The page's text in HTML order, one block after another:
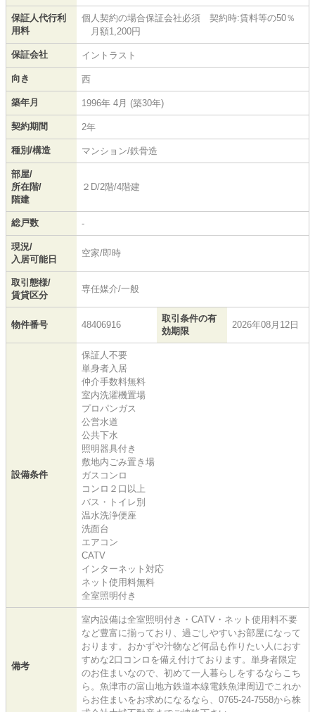
保証人代行利
用料
個人契約の場合保証会社必須 契約時:賃料等の50％
月額1,200円
保証会社 イントラスト
向き 西
築年月 1996年 4月 (築30年)
契約期間 2年
種別/構造 マンション/鉄骨造
部屋/
所在階/
階建
２D/2階/4階建
総戸数 -
現況/
入居可能日
空家/即時
取引態様/
賃貸区分
専任媒介/一般
物件番号 48406916
取引条件の有
効期限
2026年08月12日
設備条件
保証人不要
単身者入居
仲介手数料無料
室内洗濯機置場
プロパンガス
公営水道
公共下水
照明器具付き
敷地内ごみ置き場
ガスコンロ
コンロ２口以上
バス・トイレ別
温水洗浄便座
洗面台
エアコン
CATV
インターネット対応
ネット使用料無料
全室照明付き
備考
室内設備は全室照明付き・CATV・ネット使用料不要
など豊富に揃っており、過ごしやすいお部屋になって
おります。おかずや汁物など何品も作りたい人におす
すめな2口コンロを備え付けております。単身者限定
のお住まいなので、初めて一人暮らしをするならこち
ら。魚津市の富山地方鉄道本線電鉄魚津周辺でこれか
らお住まいをお求めになるなら、0765-24-7558から株